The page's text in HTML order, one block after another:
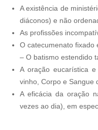
A existência de
diáconos) e não
As profissões
O catecumenato fixado
– O batismo estendido
A oração eucarística
vinho, Corpo e Sangue
A eficácia da oração
vezes ao dia), em